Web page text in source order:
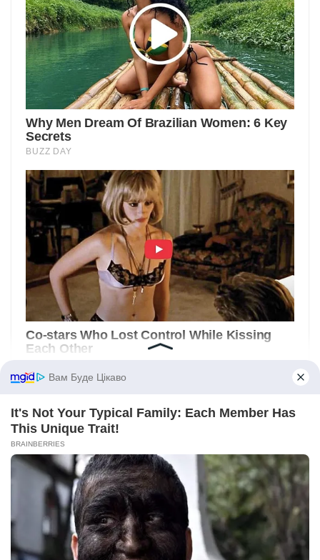
Вам Буде Цікаво
It's Not Your Typical Family: Each Member Has
This Unique Trait!
BRAINBERRIES